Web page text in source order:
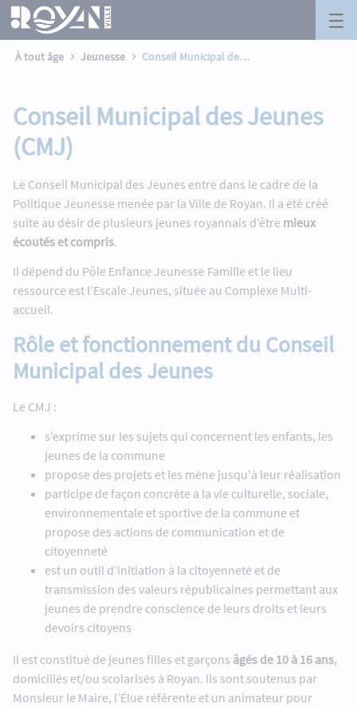
Panneau de gestion des cookies
Saut au contenu principal
Conseil Municipal des Jeunes (CMJ) -
À tout âge Jeunesse Conseil Municipal des Jeunes (CMJ)
Conseil Municipal des Jeunes
(CMJ)
Le Conseil Municipal des Jeunes entre dans le cadre de la
Politique Jeunesse menée par la Ville de Royan. Il a été créé
suite au désir de plusieurs jeunes royannais d’être mieux
écoutés et compris.
Il dépend du Pôle Enfance Jeunesse Famille et le lieu
ressource est l'Escale Jeunes, située au Complexe Multi-
accueil.
Rôle et fonctionnement du Conseil
Municipal des Jeunes
Le CMJ :
s’exprime sur les sujets qui concernent les enfants, les
jeunes de la commune
propose des projets et les mène jusqu'à leur réalisation
participe de façon concrète à la vie culturelle, sociale,
environnementale et sportive de la commune et
propose des actions de communication et de
citoyenneté
est un outil d’initiation à la citoyenneté et de
transmission des valeurs républicaines permettant aux
jeunes de prendre conscience de leurs droits et leurs
devoirs citoyens
Il est constitué de jeunes filles et garçons âgés de 10 à 16 ans,
domiciliés et/ou scolarisés à Royan. Ils sont soutenus par
Monsieur le Maire, l’Élue référente et un animateur pour